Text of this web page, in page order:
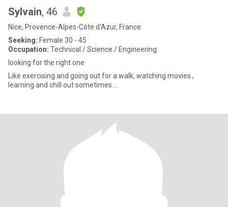
Sylvain, 46
Nice, Provence-Alpes-Côte d'Azur, France
Seeking: Female 30 - 45
Occupation: Technical / Science / Engineering
looking for the right one
Like exercising and going out for a walk, watching movies ,
learning and chill out sometimes....